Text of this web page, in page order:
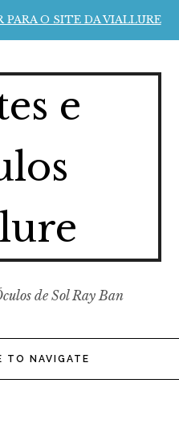
PARA O SITE DA VIALLURE
e
de Sol Ray Ban
TO NAVIGATE